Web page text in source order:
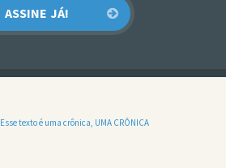
Esse texto é uma crônica, UMA CRÔNICA